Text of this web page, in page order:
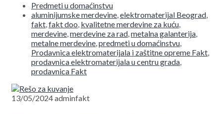
Predmeti u domaćinstvu
aluminijumske merdevine,elektromaterijal Beograd,
fakt,fakt doo, kvalitetne merdevine za kuću,
merdevine,merdevine za rad,metalna galanterija,
metalne merdevine,predmeti u domaćinstvu,
Prodavnica elektromaterijala i zaštitne opreme Fakt,
prodavnica elektromaterijala u centru grada,
prodavnica Fakt
13/05/2024adminfakt